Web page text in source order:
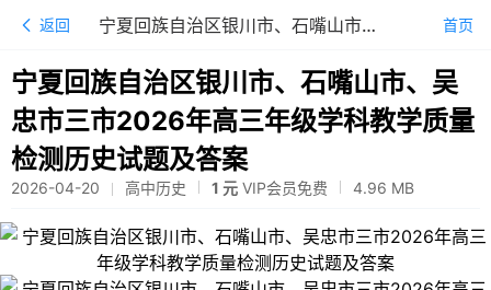
返回 宁夏回族自治区银川市、石嘴山市、吴忠市三市2026年高三年级学科教学质量检测历史试题及答案 首页
宁夏回族自治区银川市、石嘴山市、吴
忠市三市2026年高三年级学科教学质量
检测历史试题及答案
2026-04-20 高中历史 1 元 VIP会员免费 4.96 MB